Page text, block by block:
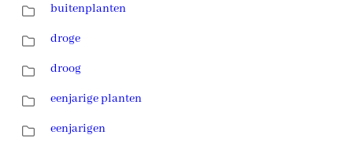
buitenplanten
droge
droog
eenjarige planten
eenjarigen